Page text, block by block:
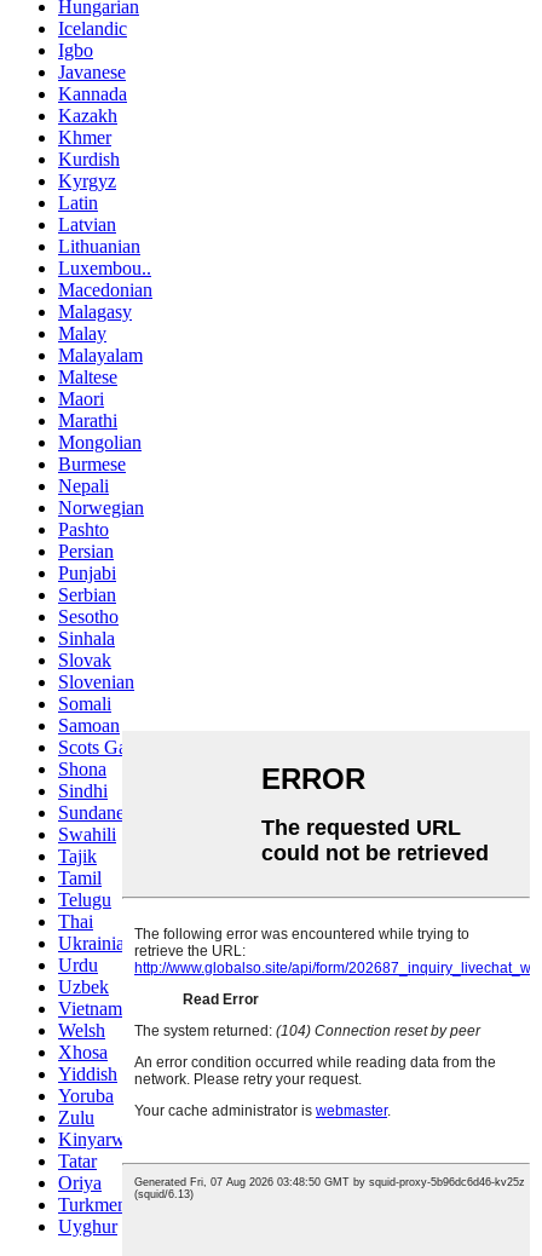
Hungarian
Icelandic
Igbo
Javanese
Kannada
Kazakh
Khmer
Kurdish
Kyrgyz
Latin
Latvian
Lithuanian
Luxembou..
Macedonian
Malagasy
Malay
Malayalam
Maltese
Maori
Marathi
Mongolian
Burmese
Nepali
Norwegian
Pashto
Persian
Punjabi
Serbian
Sesotho
Sinhala
Slovak
Slovenian
Somali
Samoan
Scots Gaelic
Shona
Sindhi
Sundanese
Swahili
Tajik
Tamil
Telugu
Thai
Ukrainian
Urdu
Uzbek
Vietnamese
Welsh
Xhosa
Yiddish
Yoruba
Zulu
Kinyarwanda
Tatar
Oriya
Turkmen
Uyghur